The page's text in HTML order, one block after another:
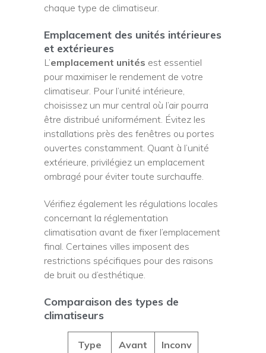
chaque type de climatiseur.
Emplacement des unités intérieures
et extérieures
L’emplacement unités est essentiel
pour maximiser le rendement de votre
climatiseur. Pour l’unité intérieure,
choisissez un mur central où l’air pourra
être distribué uniformément. Évitez les
installations près des fenêtres ou portes
ouvertes constamment. Quant à l’unité
extérieure, privilégiez un emplacement
ombragé pour éviter toute surchauffe.
Vérifiez également les régulations locales
concernant la réglementation
climatisation avant de fixer l’emplacement
final. Certaines villes imposent des
restrictions spécifiques pour des raisons
de bruit ou d’esthétique.
Comparaison des types de
climatiseurs
Type
Avant
Inconv